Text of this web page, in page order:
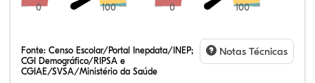
0 100 0 100
Fonte: Censo Escolar/Portal Inepdata/INEP;
CGI Demográfico/RIPSA e
CGIAE/SVSA/Ministério da Saúde
Notas Técnicas